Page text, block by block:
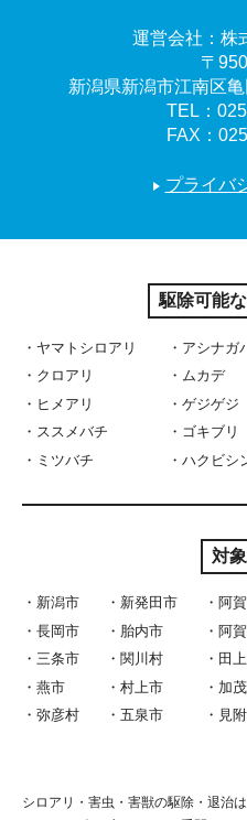
運営会社： 株
〒
新潟県新潟市江南区
TEL：
FAX：
プライバ
駆除可能
ヤマトシロアリ
クロアリ
ヒメアリ
ススメバチ
ミツバチ
アシナガ
ムカデ
ゲジゲジ
ゴキブリ
ハクビシ
対
新潟市
長岡市
三条市
燕市
弥彦村
新発田市
胎内市
関川村
村上市
五泉市
阿
阿
田
加
見
シロアリ・害虫・害獣の駆除・退治